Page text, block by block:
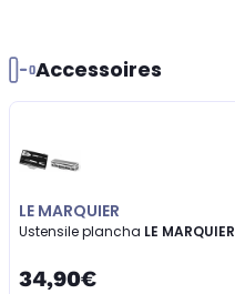
Accessoires
LE MARQUIER
Ustensile plancha LE MARQUIER
34,90€